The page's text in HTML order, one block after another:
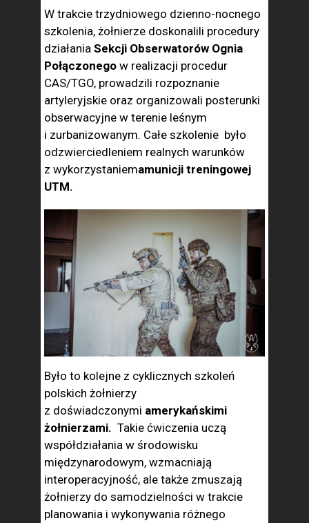
W trakcie trzydniowego dzienno-nocnego
szkolenia, żołnierze doskonalili procedury
działania Sekcji Obserwatorów Ognia
Połączonego w realizacji procedur
CAS/TGO, prowadzili rozpoznanie
artyleryjskie oraz organizowali posterunki
obserwacyjne w terenie leśnym
i zurbanizowanym. Całe szkolenie było
odzwierciedleniem realnych warunków
z wykorzystaniemamunicji treningowej
UTM.
Było to kolejne z cyklicznych szkoleń
polskich żołnierzy
z doświadczonymi amerykańskimi
żołnierzami. Takie ćwiczenia uczą
współdziałania w środowisku
międzynarodowym, wzmacniają
interoperacyjność, ale także zmuszają
żołnierzy do samodzielności w trakcie
planowania i wykonywania różnego